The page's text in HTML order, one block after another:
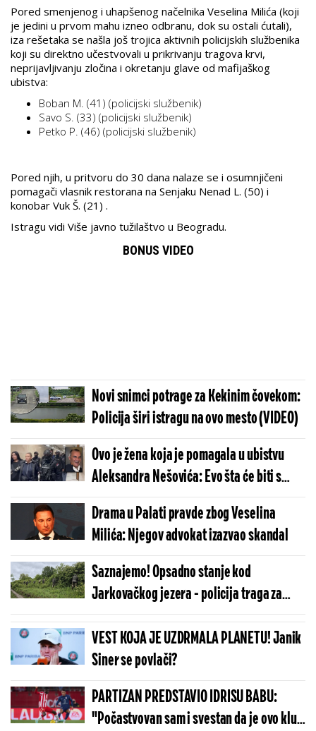
Pored smenjenog i uhapšenog načelnika Veselina Milića (koji
je jedini u prvom mahu izneo odbranu, dok su ostali ćutali),
iza rešetaka se našla još trojica aktivnih policijskih službenika
koji su direktno učestvovali u prikrivanju tragova krvi,
neprijavljivanju zločina i okretanju glave od mafijaškog
ubistva:
Boban M. (41) (policijski službenik)
Savo S. (33) (policijski službenik)
Petko P. (46) (policijski službenik)
Pored njih, u pritvoru do 30 dana nalaze se i osumnjičeni
pomagači vlasnik restorana na Senjaku Nenad L. (50) i
konobar Vuk Š. (21) .
Istragu vidi Više javno tužilaštvo u Beogradu.
BONUS VIDEO
Novi snimci potrage za Kekinim čovekom:
Policija širi istragu na ovo mesto (VIDEO)
Ovo je žena koja je pomagala u ubistvu
Aleksandra Nešovića: Evo šta će biti s
njom - VJT donelo važnu odluku (FOTO)
Drama u Palati pravde zbog Veselina
Milića: Njegov advokat izazvao skandal
Saznajemo! Opsadno stanje kod
Jarkovačkog jezera - policija traga za
telom Aleksandra Nešovića (FOTO/VIDEO)
VEST KOJA JE UZDRMALA PLANETU! Janik
Siner se povlači?
PARTIZAN PREDSTAVIO IDRISU BABU:
"Počastvovan sam i svestan da je ovo klub